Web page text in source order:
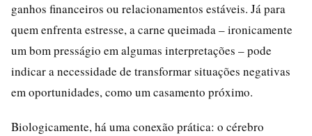
ganhos financeiros ou relacionamentos estáveis. Já para
quem enfrenta estresse, a carne queimada – ironicamente
um bom presságio em algumas interpretações – pode
indicar a necessidade de transformar situações negativas
em oportunidades, como um casamento próximo.
Biologicamente, há uma conexão prática: o cérebro